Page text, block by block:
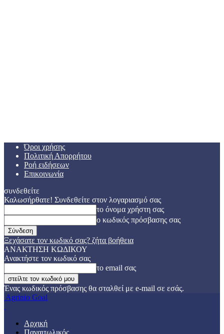
Όροι χρήσης
Πολιτική Απορρήτου
Ροή ειδήσεων
Επικοινωνία
συνδεθείτε
Καλωσήρθατε! Συνδεθείτε στον λογαριασμό σας
το όνομα χρήστη σας
ο κωδικός πρόσβασης σας
Ξεχάσατε τον κωδικό σας? ζήτα βοήθεια
ΑΝΑΚΤΗΣΗ ΚΩΔΙΚΟΥ
Ανακτήστε τον κωδικό σας
το email σας
Ένας κωδικός πρόσβασης θα σταλθεί με e-mail σε εσάς.
Agrinio Goal
Αρχική
Παναιτωλικός